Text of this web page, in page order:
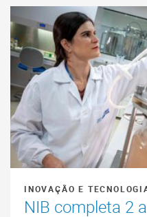
INOVAÇÃO E
NIB completa 2